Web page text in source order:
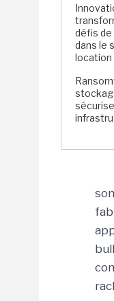
défis de
dans le
location